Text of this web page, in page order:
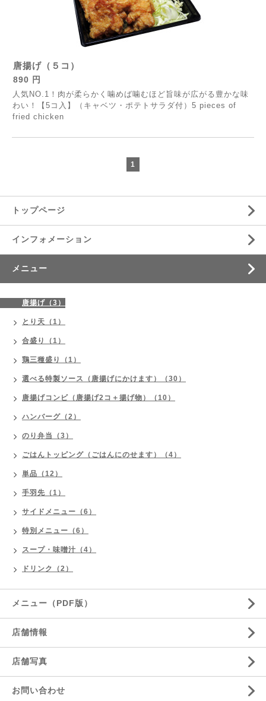
唐揚げ（５コ）
890 円
人気NO.1！肉が柔らかく噛めば噛むほど旨味が広がる豊かな味
わい！【5コ入】（キャベツ・ポテトサラダ付）5 pieces of
fried chicken
1
トップページ
インフォメーション
メニュー
唐揚げ（3）
とり天（1）
合盛り（1）
鶏三種盛り（1）
選べる特製ソース（唐揚げにかけます）（30）
唐揚げコンビ（唐揚げ2コ＋揚げ物）（10）
ハンバーグ（2）
のり弁当（3）
ごはんトッピング（ごはんにのせます）（4）
単品（12）
手羽先（1）
サイドメニュー（6）
特別メニュー（6）
スープ・味噌汁（4）
ドリンク（2）
メニュー（PDF版）
店舗情報
店舗写真
お問い合わせ